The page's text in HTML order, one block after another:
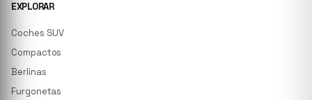
EXPLORAR
Coches SUV
Compactos
Berlinas
Furgonetas